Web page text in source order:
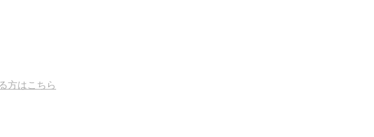
方はこちら